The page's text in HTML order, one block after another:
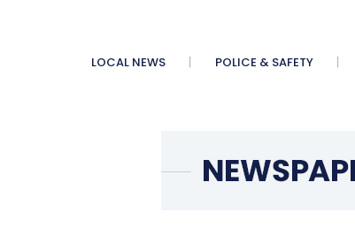
LOCAL NEWS POLICE & SAFETY